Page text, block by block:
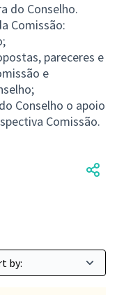
do Conselho.
Comissão:
pareceres e
e
Conselho o apoio
Comissão.